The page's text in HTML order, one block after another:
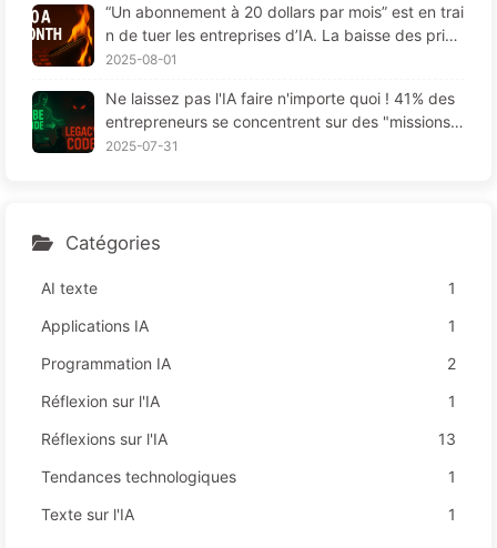
“Un abonnement à 20 dollars par mois” est en trai
n de tuer les entreprises d’IA. La baisse des prix
des Tokens est une illusion, la vraie dépense en I
2025-08-01
Ne laissez pas l'IA faire n'importe quoi ! 41% des
entrepreneurs se concentrent sur des "missions r
ouges", une technologie insuffisante provoque da
2025-07-31
Catégories
AI texte
1
Applications IA
1
Programmation IA
2
Réflexion sur l'IA
1
Réflexions sur l'IA
13
Tendances technologiques
1
Texte sur l'IA
1